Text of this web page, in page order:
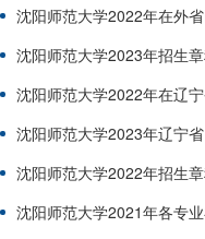
沈阳师范大学2022年在外
沈阳师范大学2023年招生
沈阳师范大学2022年在辽
沈阳师范大学2023年辽宁
沈阳师范大学2022年招生
沈阳师范大学2021年各专